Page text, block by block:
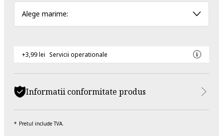
Alege marime:
+3,99 lei Servicii operationale
Informatii conformitate produs
Pretul include TVA.